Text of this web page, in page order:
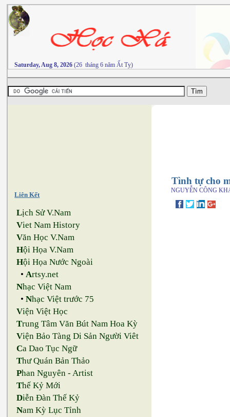
Saturday, Aug 8, 2026 (26 tháng 6 năm Ất Tỵ)
Liên Kết
Lịch Sử V.Nam
Viet Nam History
Văn Học V.Nam
Hội Họa V.Nam
Hội Họa Nước Ngoài
•Artsy.net
Nhạc Việt Nam
•Nhạc Việt trước 75
Viện Việt Học
Trung Tâm Văn Bút Nam Hoa Kỳ
Viện Bảo Tàng Di Sản Người Viêt
Ca Dao Tục Ngữ
Thư Quán Bản Thảo
Phan Nguyên - Artist
Thế Kỷ Mới
Diễn Đàn Thế Kỷ
Nam Kỳ Lục Tỉnh
Tình tự cho
NGUYỄN CÔNG